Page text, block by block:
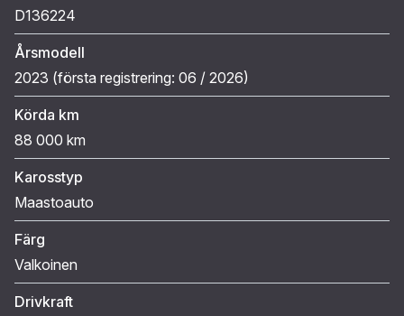
D136224
Årsmodell
2023 (första registrering: 06 / 2026)
Körda km
88 000 km
Karosstyp
Maastoauto
Färg
Valkoinen
Drivkraft